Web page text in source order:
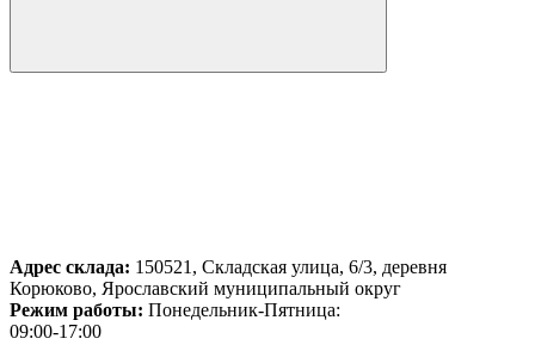
Адрес склада: 150521, Складская улица, 6/3, деревня
Корюково, Ярославский муниципальный округ
Режим работы: Понедельник-Пятница:
09:00-17:00